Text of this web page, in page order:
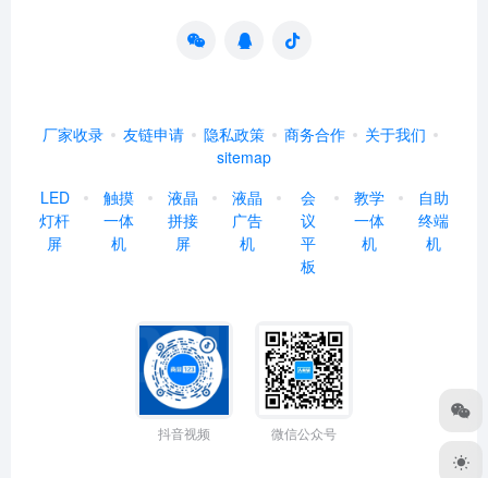
厂家收录 友链申请 隐私政策 商务合作
关于我们
sitemap
LED
灯杆
屏
触摸
一体
机
液晶
拼接
屏
液晶
广告
机
会
议
平
板
教学
一体
机
自助
终端
机
抖音视频 微信公众号